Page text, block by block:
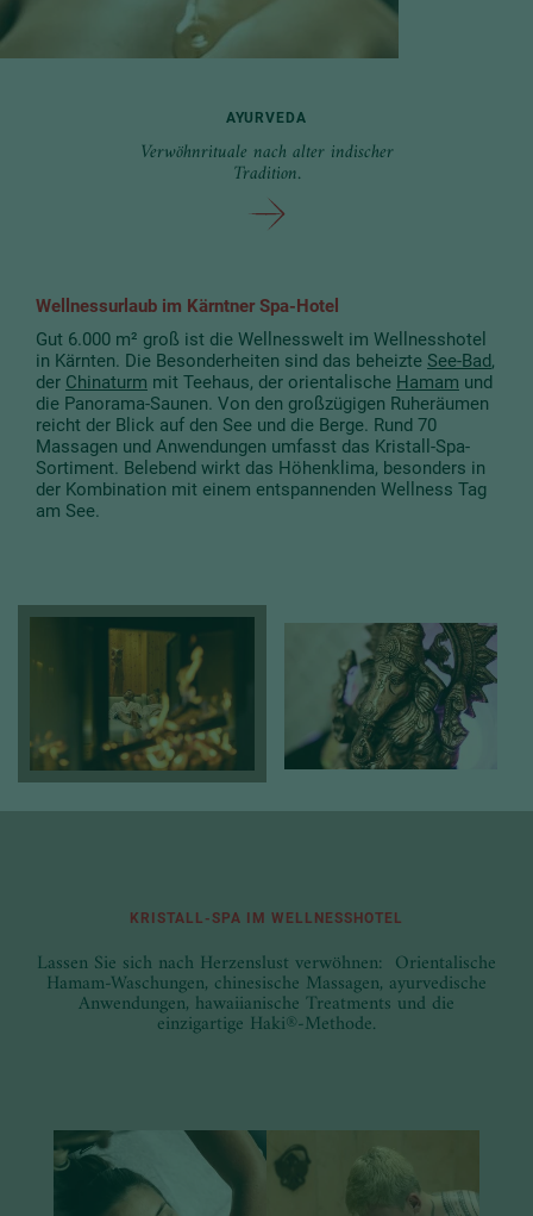
AYURVEDA
Verwöhnrituale nach alter indischer
Tradition.
Wellnessurlaub im Kärntner Spa-Hotel
Gut 6.000 m² groß ist die Wellnesswelt im Wellnesshotel
in Kärnten. Die Besonderheiten sind das beheizte See-Bad,
der Chinaturm mit Teehaus, der orientalische Hamam und
die Panorama-Saunen. Von den großzügigen Ruheräumen
reicht der Blick auf den See und die Berge. Rund 70
Massagen und Anwendungen umfasst das Kristall-Spa-
Sortiment. Belebend wirkt das Höhenklima, besonders in
der Kombination mit einem entspannenden Wellness Tag
am See.
KRISTALL-SPA IM WELLNESSHOTEL
Lassen Sie sich nach Herzenslust verwöhnen: Orientalische
Hamam-Waschungen, chinesische Massagen, ayurvedische
Anwendungen, hawaiianische Treatments und die
einzigartige Haki®-Methode.